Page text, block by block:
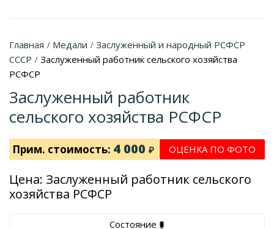
Главная / Медали / Заслуженный и народный РСФСР
СССР / Заслуженный работник сельского хозяйства
РСФСР
Заслуженный работник
сельского хозяйства РСФСР
Прим. стоимость: 4 000 ₽ ОЦЕНКА ПО ФОТО
Цена: Заслуженный работник сельского
хозяйства РСФСР
Состояние